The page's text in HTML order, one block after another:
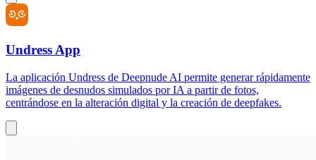
Undress App
La aplicación Undress de Deepnude AI permite generar rápidamente
imágenes de desnudos simulados por IA a partir de fotos,
centrándose en la alteración digital y la creación de deepfakes.